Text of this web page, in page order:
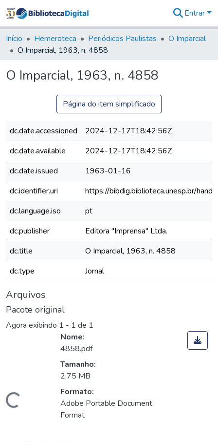
&
Coleções
Tudo na
Digital
Entrar
Início Hemeroteca Periódicos Paulistas
O Imparcial
O Imparcial, 1963, n. 4858
O Imparcial, 1963, n. 4858
Página do item simplificado
dc.date.accessioned
2024-12-17T18:42:56Z
dc.date.available
2024-12-17T18:42:56Z
dc.date.issued
1963-01-16
dc.identifier.uri
https://bibdig.biblioteca.unesp.br/
dc.language.iso
pt
dc.publisher
Editora "Imprensa" Ltda.
dc.title
O Imparcial, 1963, n. 4858
dc.type
Jornal
Arquivos
Pacote original
Agora exibindo 1 - 1 de 1
Carregando...
Nome:
4858.pdf
Tamanho:
2,75 MB
Formato:
Adobe Portable Document
Format